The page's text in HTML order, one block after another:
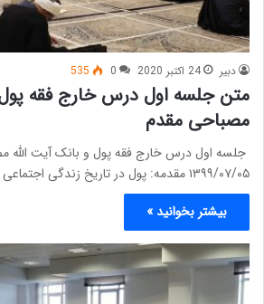
دبیر 24 اکتبر 2020 0
535
متن جلسه اول درس خارج فقه پول
مصباحی مقدم
جلسه اول درس خارج فقه پول و بانک آیت الله
۱۳۹۹/۰۷/۰۵ مقدمه: پول در تاریخ زندگی اجتماعی و…
بیشتر بخوانید »